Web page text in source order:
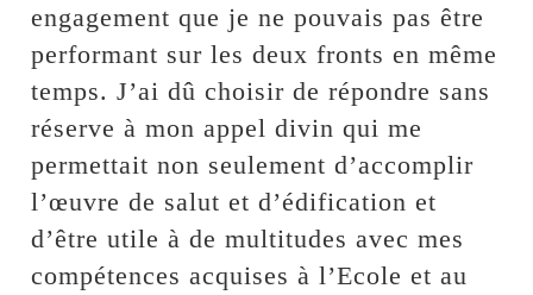
engagement que je ne pouvais pas être
performant sur les deux fronts en même
temps. J’ai dû choisir de répondre sans
réserve à mon appel divin qui me
permettait non seulement d’accomplir
l’œuvre de salut et d’édification et
d’être utile à de multitudes avec mes
compétences acquises à l’Ecole et au